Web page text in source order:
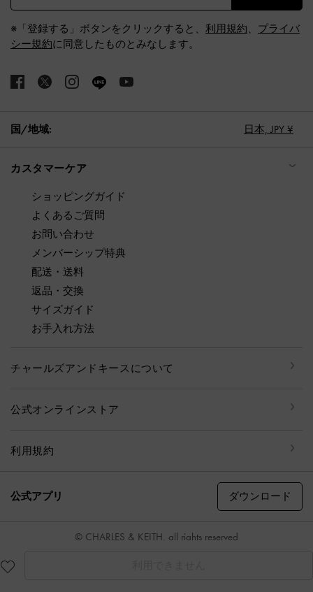
※「登録する」ボタンをクリックすると、 利用規約、 プライバ
シー規約に同意したものとみなします。
国/地域: 日本, JPY ¥
カスタマーケア
ショッピングガイド
よくあるご質問
お問い合わせ
メンバーシップ特典
配送・送料
返品・交換
サイズガイド
お手入れ方法
チャールズアンドキースについて
公式オンラインストア
利用規約
公式アプリ ダウンロード
© CHARLES & KEITH, all rights reserved